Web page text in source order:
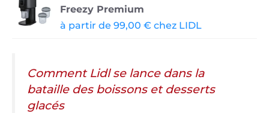
Freezy Premium
à partir de 99,00 € chez LIDL
Comment Lidl se lance dans la
bataille des boissons et desserts
glacés